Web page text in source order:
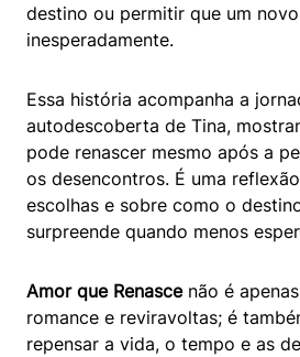
destino ou permitir que um
inesperadamente.
Essa história acompanha a
autodescoberta de Tina,
pode renascer mesmo após a
os desencontros. É uma
escolhas e sobre como o
surpreende quando menos
Amor que Renascenão é
romance e reviravoltas; é
repensar a vida, o tempo e as